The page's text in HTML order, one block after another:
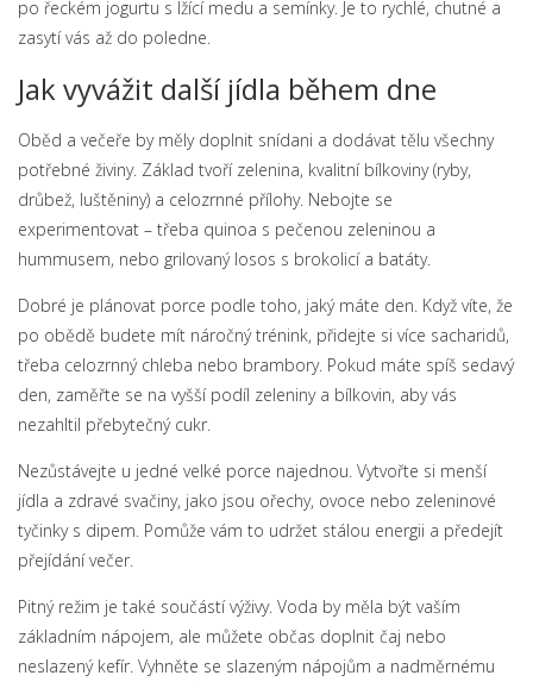
po řeckém jogurtu s lžící medu a semínky. Je to rychlé, chutné a
zasytí vás až do poledne.
Jak vyvážit další jídla během dne
Oběd a večeře by měly doplnit snídani a dodávat tělu všechny
potřebné živiny. Základ tvoří zelenina, kvalitní bílkoviny (ryby,
drůbež, luštěniny) a celozrnné přílohy. Nebojte se
experimentovat – třeba quinoa s pečenou zeleninou a
hummusem, nebo grilovaný losos s brokolicí a batáty.
Dobré je plánovat porce podle toho, jaký máte den. Když víte, že
po obědě budete mít náročný trénink, přidejte si více sacharidů,
třeba celozrnný chleba nebo brambory. Pokud máte spíš sedavý
den, zaměřte se na vyšší podíl zeleniny a bílkovin, aby vás
nezahltil přebytečný cukr.
Nezůstávejte u jedné velké porce najednou. Vytvořte si menší
jídla a zdravé svačiny, jako jsou ořechy, ovoce nebo zeleninové
tyčinky s dipem. Pomůže vám to udržet stálou energii a předejít
přejídání večer.
Pitný režim je také součástí výživy. Voda by měla být vaším
základním nápojem, ale můžete občas doplnit čaj nebo
neslazený kefír. Vyhněte se slazeným nápojům a nadměrnému